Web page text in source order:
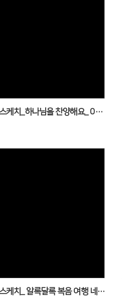
[유아부 story] 예배 스케치_하나님을 찬양해요_ 0412
[유아부 story] 예배 스케치_ 알록달록 복음 여행 네번째, 쑥쑥 자라요! 260322